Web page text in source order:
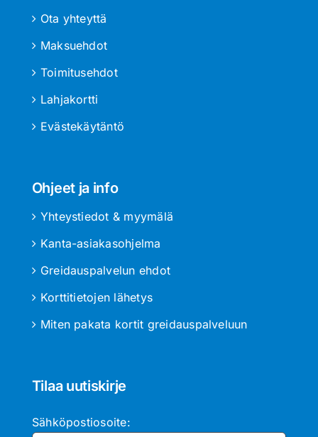
Ota yhteyttä
Maksuehdot
Toimitusehdot
Lahjakortti
Evästekäytäntö
Ohjeet ja info
Yhteystiedot & myymälä
Kanta-asiakasohjelma
Greidauspalvelun ehdot
Korttitietojen lähetys
Miten pakata kortit greidauspalveluun
Tilaa uutiskirje
Sähköpostiosoite: